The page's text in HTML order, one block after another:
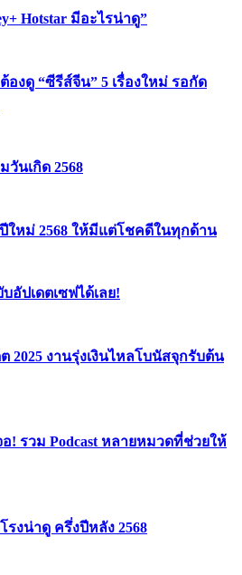
Hotstar มีอะไรน่าดู”
องดู “ซีรีส์จีน” 5 เรื่องใหม่ รอกัด
วันเกิด 2568
ใหม่ 2568 ให้มีแต่โชคดีในทุกด้าน
อัปเดตเซฟได้เลย!
2025 งานรุ่งเงินไหลโบนัสจุกรับต้น
! รวม Podcast หลายหมวดที่ช่วยให้
รงน่าดู ครึ่งปีหลัง 2568